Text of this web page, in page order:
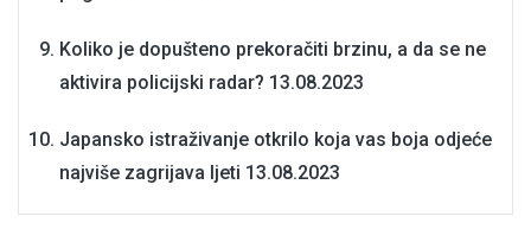
Koliko je dopušteno prekoračiti brzinu, a da se ne
aktivira policijski radar? 13.08.2023
Japansko istraživanje otkrilo koja vas boja odjeće
najviše zagrijava ljeti 13.08.2023